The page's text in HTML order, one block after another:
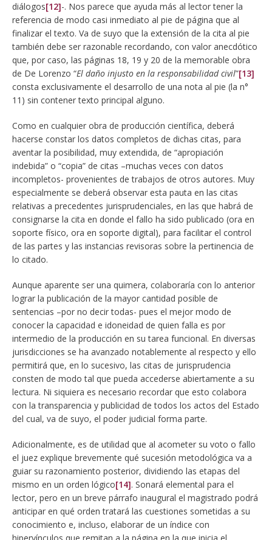
diálogos[12]-. Nos parece que ayuda más al lector tener la
referencia de modo casi inmediato al pie de página que al
finalizar el texto. Va de suyo que la extensión de la cita al pie
también debe ser razonable recordando, con valor anecdótico
que, por caso, las páginas 18, 19 y 20 de la memorable obra
de De Lorenzo “El daño injusto en la responsabilidad civil”[13]
consta exclusivamente el desarrollo de una nota al pie (la n°
11) sin contener texto principal alguno.
Como en cualquier obra de producción científica, deberá
hacerse constar los datos completos de dichas citas, para
aventar la posibilidad, muy extendida, de “apropiación
indebida” o “copia” de citas –muchas veces con datos
incompletos- provenientes de trabajos de otros autores. Muy
especialmente se deberá observar esta pauta en las citas
relativas a precedentes jurisprudenciales, en las que habrá de
consignarse la cita en donde el fallo ha sido publicado (ora en
soporte físico, ora en soporte digital), para facilitar el control
de las partes y las instancias revisoras sobre la pertinencia de
lo citado.
Aunque aparente ser una quimera, colaboraría con lo anterior
lograr la publicación de la mayor cantidad posible de
sentencias –por no decir todas- pues el mejor modo de
conocer la capacidad e idoneidad de quien falla es por
intermedio de la producción en su tarea funcional. En diversas
jurisdicciones se ha avanzado notablemente al respecto y ello
permitirá que, en lo sucesivo, las citas de jurisprudencia
consten de modo tal que pueda accederse abiertamente a su
lectura. Ni siquiera es necesario recordar que esto colabora
con la transparencia y publicidad de todos los actos del Estado
del cual, va de suyo, el poder judicial forma parte.
Adicionalmente, es de utilidad que al acometer su voto o fallo
el juez explique brevemente qué sucesión metodológica va a
guiar su razonamiento posterior, dividiendo las etapas del
mismo en un orden lógico[14]. Sonará elemental para el
lector, pero en un breve párrafo inaugural el magistrado podrá
anticipar en qué orden tratará las cuestiones sometidas a su
conocimiento e, incluso, elaborar de un índice con